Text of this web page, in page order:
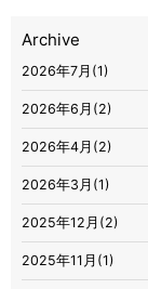
Archive
2026年7月(1)
2026年6月(2)
2026年4月(2)
2026年3月(1)
2025年12月(2)
2025年11月(1)